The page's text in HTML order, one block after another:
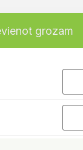
grozam